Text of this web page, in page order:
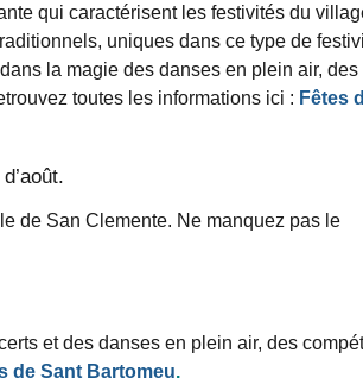
qui caractérisent les festivités du
uniques dans ce type de
la magie des danses en plein air, des
toutes les informations ici : Fêtes
de San Clemente. Ne manquez pas le
et des danses en plein air, des
de Sant Bartomeu.